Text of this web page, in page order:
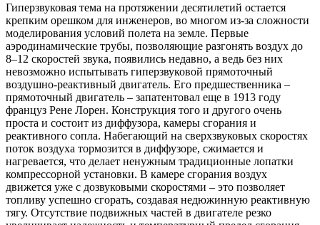
Гиперзвуковая тема на протяжении десятилетий остается
крепким орешком для инженеров, во многом из-за сложности
моделирования условий полета на земле. Первые
аэродинамические трубы, позволяющие разгонять воздух до
8–12 скоростей звука, появились недавно, а ведь без них
невозможно испытывать гиперзвуковой прямоточный
воздушно-реактивный двигатель. Его предшественника –
прямоточный двигатель – запатентовал еще в 1913 году
француз Рене Лорен. Конструкция того и другого очень
проста и состоит из диффузора, камеры сгорания и
реактивного сопла. Набегающий на сверхзвуковых скоростях
поток воздуха тормозится в диффузоре, сжимается и
нагревается, что делает ненужным традиционные лопатки
компрессорной установки. В камере сгорания воздух
движется уже с дозвуковыми скоростями – это позволяет
топливу успешно сгорать, создавая недюжинную реактивную
тягу. Отсутствие подвижных частей в двигателе резко